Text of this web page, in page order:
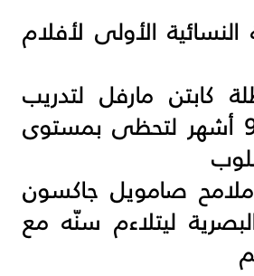
الأولى لأفلام
كابتن مارفل لتدريب
شاق مدة 9 أشهر لتحظى بمستوى
صامويل جاكسون
ليتلاءم سنّه مع